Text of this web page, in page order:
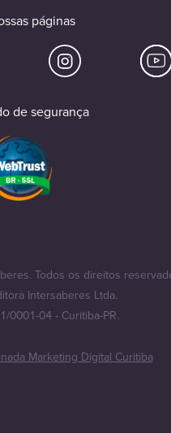
páginas
de segurança
Todos os direitos
Intersaberes Ltda.
0001-04 - Curitiba-PR.
Marketing Digital Curitiba